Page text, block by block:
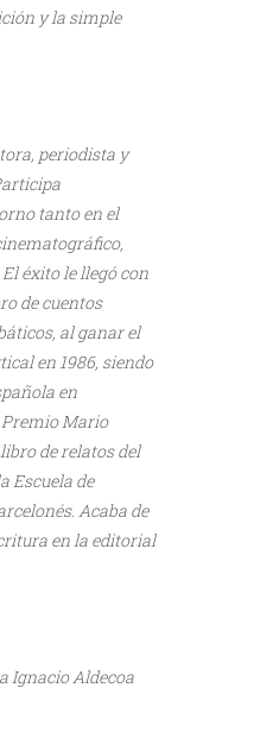
y la simple
periodista y
tanto en el
éxito le llegó con
de cuentos
al ganar el
en 1986, siendo
en
Premio Mario
de relatos del
Escuela de
Acaba de
en la editorial
Ignacio Aldecoa